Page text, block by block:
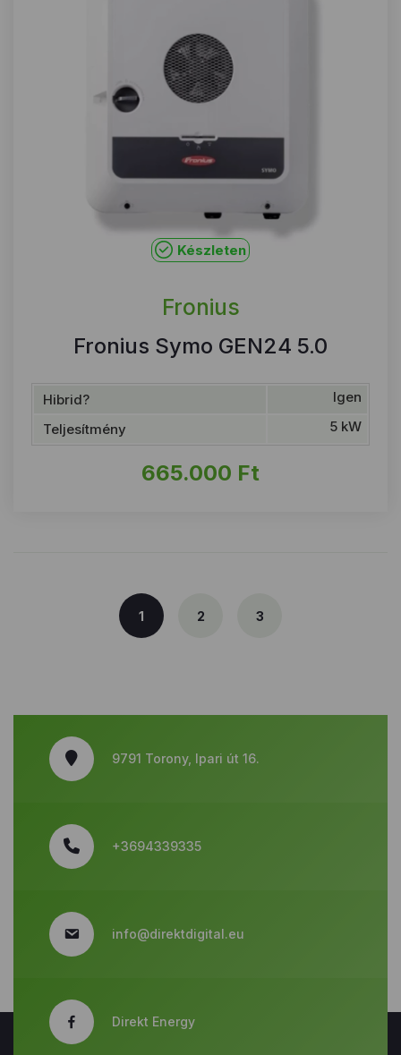
Készleten
Fronius
Fronius Symo GEN24 5.0
Hibrid?
Igen
Teljesítmény
5 kW
665.000 Ft
1 2 3
9791 Torony, Ipari út 16.
+3694339335
info@direktdigital.eu
Direkt Energy